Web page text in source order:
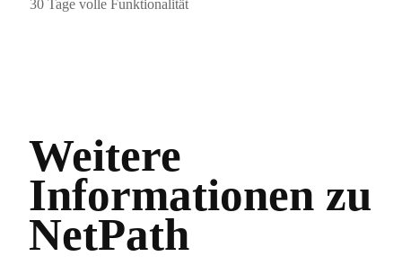
30 Tage volle Funktionalität
Weitere
Informationen zu
NetPath